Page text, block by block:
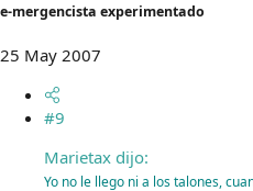
e-mergencista experimentado
25 May 2007
#9
Marietax dijo:
Yo no le llego ni a los talones,